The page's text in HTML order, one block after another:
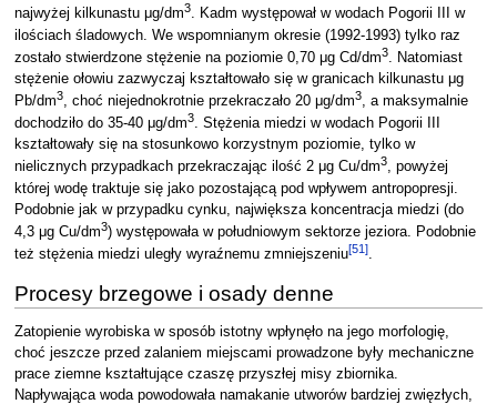
najwyżej kilkunastu μg/dm3. Kadm występował w wodach Pogorii III w
ilościach śladowych. We wspomnianym okresie (1992-1993) tylko raz
zostało stwierdzone stężenie na poziomie 0,70 μg Cd/dm3. Natomiast
stężenie ołowiu zazwyczaj kształtowało się w granicach kilkunastu μg
Pb/dm3, choć niejednokrotnie przekraczało 20 μg/dm3, a maksymalnie
dochodziło do 35-40 μg/dm3. Stężenia miedzi w wodach Pogorii III
kształtowały się na stosunkowo korzystnym poziomie, tylko w
nielicznych przypadkach przekraczając ilość 2 μg Cu/dm3, powyżej
której wodę traktuje się jako pozostającą pod wpływem antropopresji.
Podobnie jak w przypadku cynku, największa koncentracja miedzi (do
4,3 μg Cu/dm3) występowała w południowym sektorze jeziora. Podobnie
też stężenia miedzi uległy wyraźnemu zmniejszeniu[51].
Procesy brzegowe i osady denne
Zatopienie wyrobiska w sposób istotny wpłynęło na jego morfologię,
choć jeszcze przed zalaniem miejscami prowadzone były mechaniczne
prace ziemne kształtujące czaszę przyszłej misy zbiornika.
Napływająca woda powodowała namakanie utworów bardziej zwięzłych,